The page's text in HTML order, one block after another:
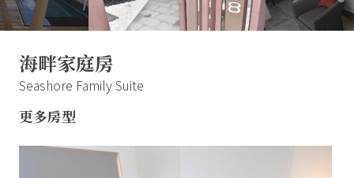
海畔家庭房
Seashore Family Suite
更多房型